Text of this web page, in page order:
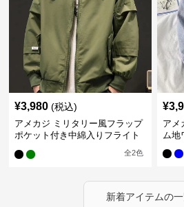
¥3,980 (税込)
アメカジ ミリタリー風フラップ
ポケット付き中綿入りフライト
全2色
¥
アメ
ム地
新着アイテムの